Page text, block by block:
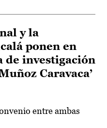
y la
ponen en
de investigación
Caravaca’
entre ambas